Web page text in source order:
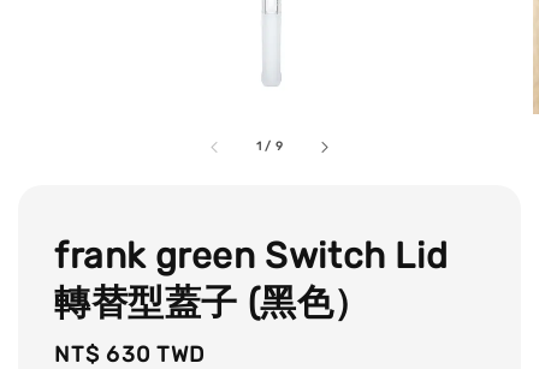
1 / 9
frank green Switch Lid
轉替型蓋子 (黑色）
Regular
NT$ 630 TWD